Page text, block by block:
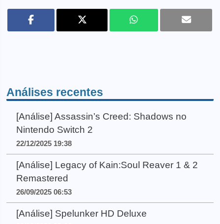
Análises recentes
[Análise] Assassin’s Creed: Shadows no
Nintendo Switch 2
22/12/2025 19:38
[Análise] Legacy of Kain:Soul Reaver 1 & 2
Remastered
26/09/2025 06:53
[Análise] Spelunker HD Deluxe